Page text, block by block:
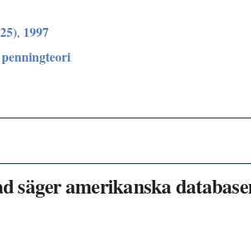
, 1997
säger amerikanska